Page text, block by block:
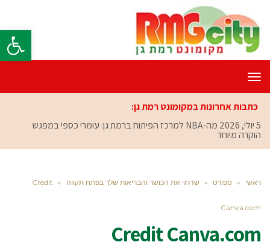
פתח
תפריט
כתבות אחרונות במקומונט רמת גן:
5 יולי, 2026
מה-NBA למרכז הפיתוח ברמת גן: עומרי כספי במפגש
הוקרה מיוחד
ראשי » ספורט » שדרגי את הכושר והבריאות שלך בפתח תקווה »
Credit
Canva.com
Credit Canva.com